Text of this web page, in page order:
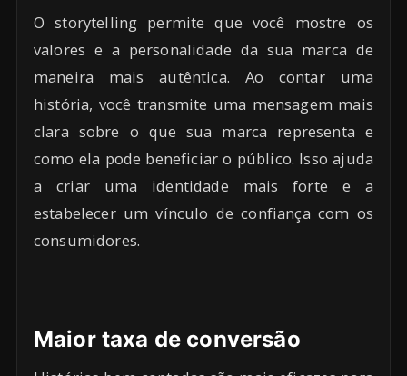
O storytelling permite que você mostre os
valores e a personalidade da sua marca de
maneira mais autêntica. Ao contar uma
história, você transmite uma mensagem mais
clara sobre o que sua marca representa e
como ela pode beneficiar o público. Isso ajuda
a criar uma identidade mais forte e a
estabelecer um vínculo de confiança com os
consumidores.
Maior taxa de conversão